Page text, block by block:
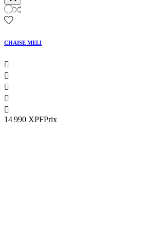
CHAISE MELI





14 990 XPFPrix